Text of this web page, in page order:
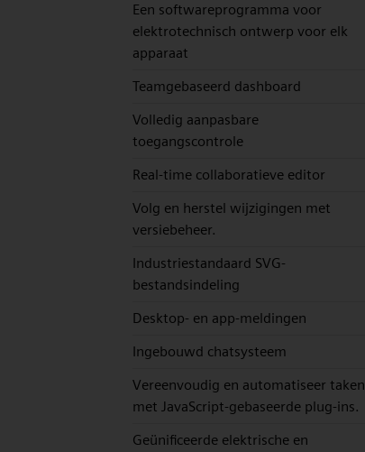
Een softwareprogramma voor
elektrotechnisch ontwerp voor elk
apparaat
Teamgebaseerd dashboard
Volledig aanpasbare
toegangscontrole
Real-time collaboratieve editor
Volg en herstel wijzigingen met
versiebeheer.
Industriestandaard SVG-
bestandsindeling
Desktop- en app-meldingen
Ingebouwd chatsysteem
Vereenvoudig en automatiseer taken
met JavaScript-gebaseerde plug-ins.
Geünificeerde elektrische en